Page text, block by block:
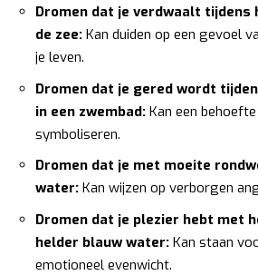
Dromen dat je verdwaalt tijdens
de zee: Kan duiden op een gevoel
je leven.
Dromen dat je gered wordt
in een zwembad: Kan een
symboliseren.
Dromen dat je met moeite
water: Kan wijzen op verborgen
Dromen dat je plezier hebt met
helder blauw water: Kan staan
emotioneel evenwicht.